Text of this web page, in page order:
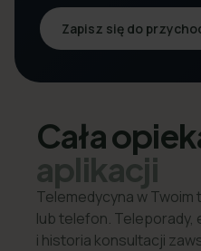
Zapisz się do
Cała
aplikacji
Telemedycyna w
lub telefon.
i historia konsultacji